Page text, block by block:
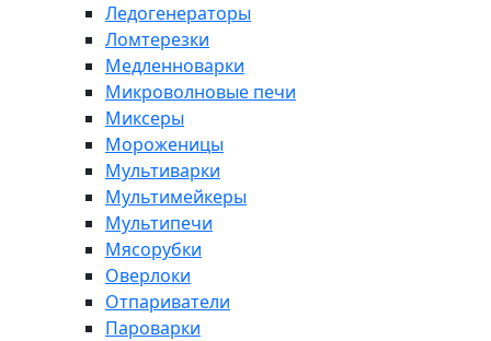
Ледогенераторы
Ломтерезки
Медленноварки
Микроволновые печи
Миксеры
Мороженицы
Мультиварки
Мультимейкеры
Мультипечи
Мясорубки
Оверлоки
Отпариватели
Пароварки